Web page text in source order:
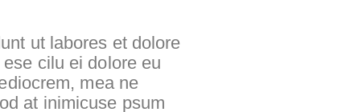
ut labores et dolore
cilu ei dolore eu
mea ne
at inimicuse psum